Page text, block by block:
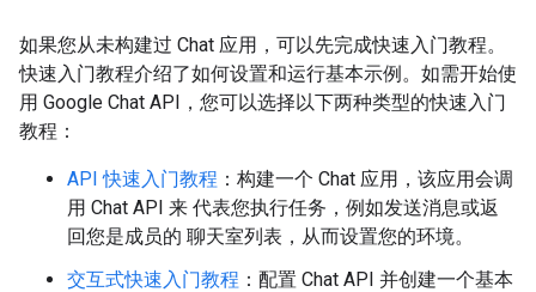
如果您从未构建过 Chat 应用，可以先完成快速入门教程。
快速入门教程介绍了如何设置和运行基本示例。如需开始使
用 Google Chat API，您可以选择以下两种类型的快速入门
教程：
API 快速入门教程 ：构建一个 Chat 应用，该应用会调
用 Chat API 来 代表您执行任务，例如发送消息或返
回您是成员的 聊天室列表，从而设置您的环境。
交互式快速入门教程 ：配置 Chat API 并创建一个基本